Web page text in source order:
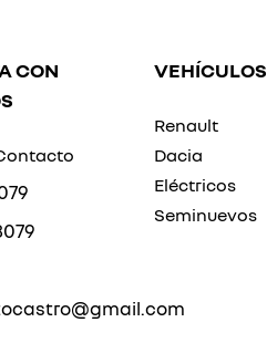
CON
VEHÍCULOS
Renault
Dacia
Eléctricos
Seminuevos